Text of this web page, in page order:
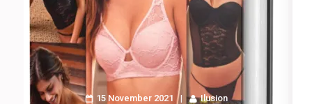
15 November 2021 Ilusion